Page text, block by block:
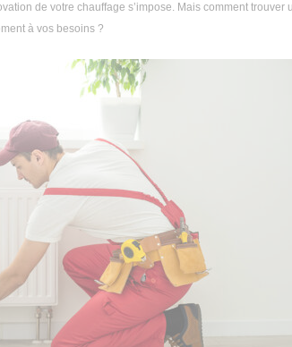
de votre chauffage s’impose. Mais comment trouver
à vos besoins ?